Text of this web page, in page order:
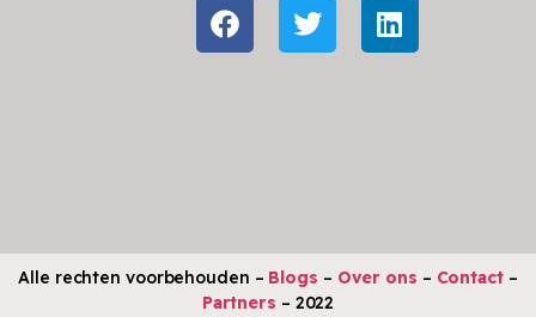
Alle rechten voorbehouden – Blogs – Over ons – Contact –
Partners – 2022